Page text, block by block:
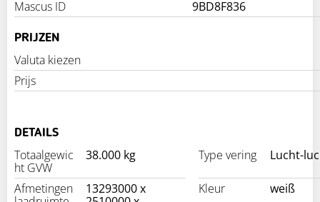
Mascus ID
9BD8F836
PRIJZEN
Valuta kiezen
Prijs
DETAILS
Totaalgewic
ht GVW
38.000 kg Type vering Lucht-
Afmetingen
13293000 x
Kleur weiß